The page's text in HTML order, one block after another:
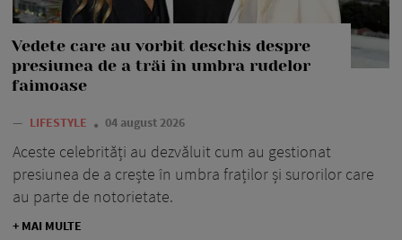
Vedete care au vorbit deschis despre
presiunea de a trăi în umbra rudelor
faimoase
— LIFESTYLE 04 august 2026
Aceste celebrități au dezvăluit cum au gestionat
presiunea de a crește în umbra fraților și surorilor care
au parte de notorietate.
+ MAI MULTE